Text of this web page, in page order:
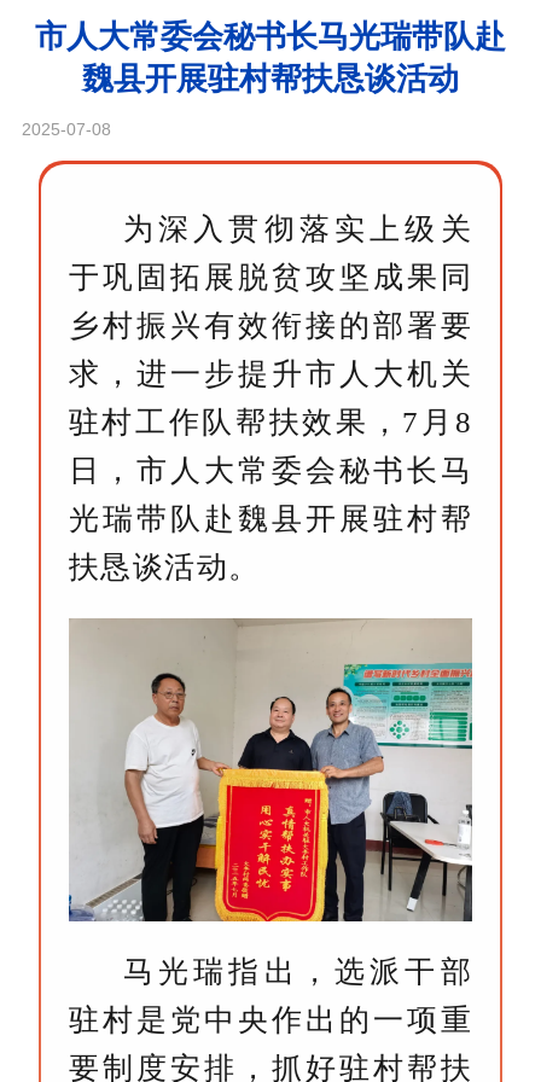
市人大常委会秘书长马光瑞带队赴
魏县开展驻村帮扶恳谈活动
2025-07-08
为深入贯彻落实上级关
于巩固拓展脱贫攻坚成果同
乡村振兴有效衔接的部署要
求，进一步提升市人大机关
驻村工作队帮扶效果， 7月8
日，市人大常委会秘书长马
光瑞带队赴魏县开展驻村帮
扶恳谈活动。
马光瑞指出，选派干部
驻村是党中央作出的一项重
要制度安排，抓好驻村帮扶